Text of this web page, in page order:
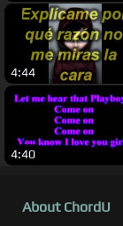
4:44
4:40
About ChordU